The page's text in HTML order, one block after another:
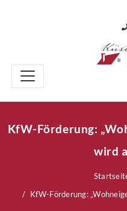
KfW-Förderung:
wird
KfW-Förderung: